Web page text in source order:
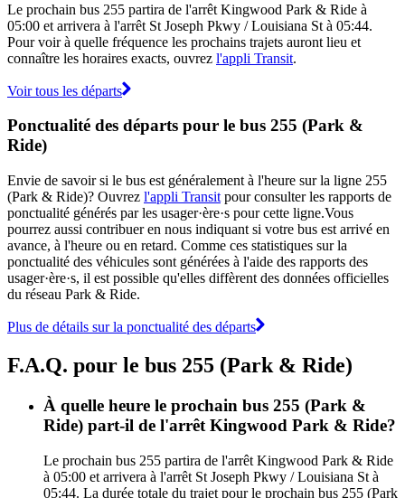
Le prochain bus 255 partira de l'arrêt Kingwood Park & Ride à
05:00 et arrivera à l'arrêt St Joseph Pkwy / Louisiana St à 05:44.
Pour voir à quelle fréquence les prochains trajets auront lieu et
connaître les horaires exacts, ouvrez l'appli Transit.
Voir tous les départs
Ponctualité des départs pour le bus 255 (Park &
Ride)
Envie de savoir si le bus est généralement à l'heure sur la ligne 255
(Park & Ride)? Ouvrez l'appli Transit pour consulter les rapports de
ponctualité générés par les usager·ère·s pour cette ligne.Vous
pourrez aussi contribuer en nous indiquant si votre bus est arrivé en
avance, à l'heure ou en retard. Comme ces statistiques sur la
ponctualité des véhicules sont générées à l'aide des rapports des
usager·ère·s, il est possible qu'elles diffèrent des données officielles
du réseau Park & Ride.
Plus de détails sur la ponctualité des départs
F.A.Q. pour le bus 255 (Park & Ride)
À quelle heure le prochain bus 255 (Park &
Ride) part-il de l'arrêt Kingwood Park & Ride?
Le prochain bus 255 partira de l'arrêt Kingwood Park & Ride
à 05:00 et arrivera à l'arrêt St Joseph Pkwy / Louisiana St à
05:44. La durée totale du trajet pour le prochain bus 255 (Park